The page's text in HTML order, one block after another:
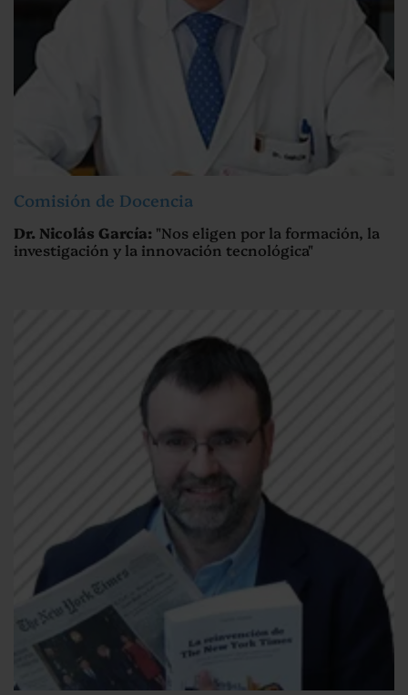
Comisión de Docencia
Dr. Nicolás García: "Nos eligen por la formación, la
investigación y la innovación tecnológica"